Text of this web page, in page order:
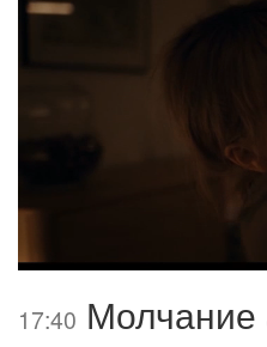
17:40 Молчание